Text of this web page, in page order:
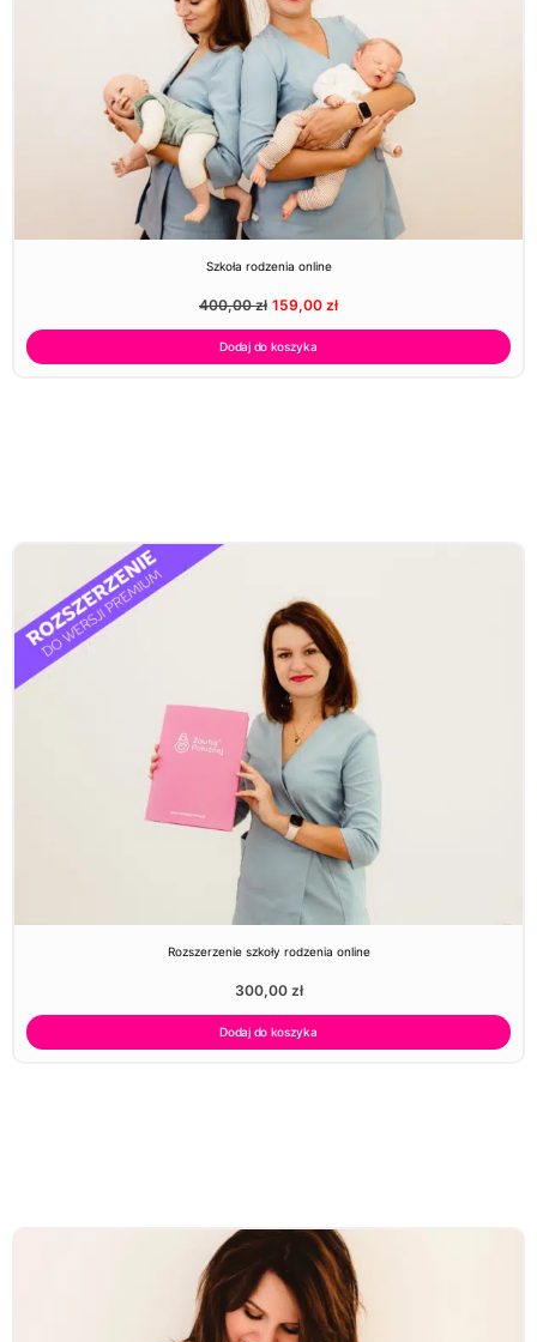
Szkoła rodzenia online
400,00zł 159,00 zł
Dodaj do koszyka
Rozszerzenie szkoły rodzenia online
300,00 zł
Dodaj do koszyka